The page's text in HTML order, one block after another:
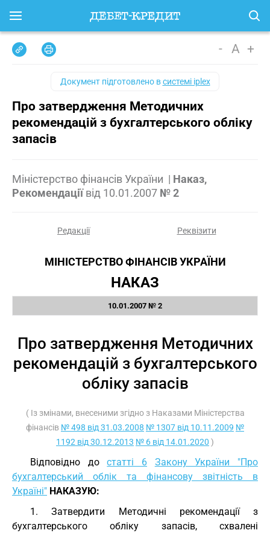
- A +
Документ підготовлено всистемі iplex
Про затвердження Методичних
рекомендацій з бухгалтерського обліку
запасів
Міністерство фінансів України | Наказ,
Рекомендаціївід 10.01.2007 № 2
Редакції Реквізити
МІНІСТЕРСТВО ФІНАНСІВ УКРАЇНИ
НАКАЗ
10.01.2007 № 2
Про затвердження Методичних
рекомендацій з бухгалтерського
обліку запасів
( Із змінами, внесеними згідно з Наказами Міністерства
фінансів № 498 від 31.03.2008 № 1307 від 10.11.2009 №
1192 від 30.12.2013 № 6 від 14.01.2020 )
Відповідно достатті 6
Закону України "Про
бухгалтерський облік та фінансову звітність в
Україні" НАКАЗУЮ:
1. Затвердити Методичні рекомендації з
бухгалтерського обліку запасів, схвалені